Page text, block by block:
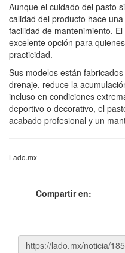
Aunque el cuidado del pasto
calidad del producto hace
facilidad de mantenimiento. El
excelente opción para
practicidad.
Sus modelos están
drenaje, reduce la
incluso en condiciones
deportivo o decorativo, el
acabado profesional y un
Lado.mx
Compartir en: